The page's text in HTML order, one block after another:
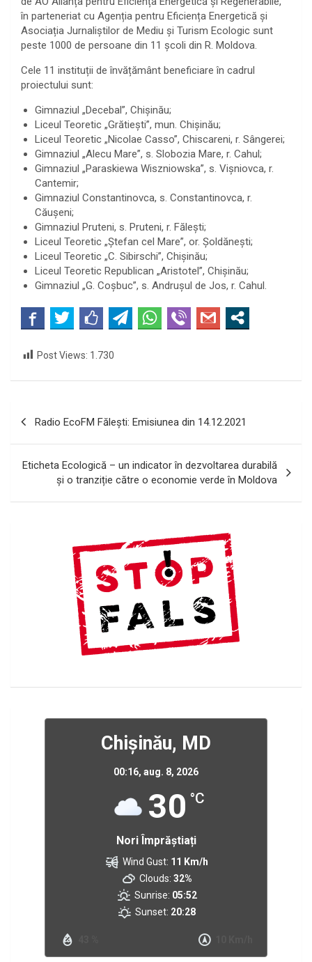
în parteneriat cu Agenția pentru Eficiența Energetică și
Asociația Jurnaliștilor de Mediu și Turism Ecologic sunt
peste 1000 de persoane din 11 școli din R. Moldova.
Cele 11 instituții de învățământ beneficiare în cadrul
proiectului sunt:
Gimnaziul „Decebal”, Chișinău;
Liceul Teoretic „Grătiești”, mun. Chișinău;
Liceul Teoretic „Nicolae Casso”, Chiscareni, r. Sângerei;
Gimnaziul „Alecu Mare”, s. Slobozia Mare, r. Cahul;
Gimnaziul „Paraskiewa Wiszniowska”, s. Vişniovca, r.
Cantemir;
Gimnaziul Constantinovca, s. Constantinovca, r.
Căușeni;
Gimnaziul Pruteni, s. Pruteni, r. Fălești;
Liceul Teoretic „Ştefan cel Mare”, or. Șoldănești;
Liceul Teoretic „C. Sibirschi”, Chișinău;
Liceul Teoretic Republican „Aristotel”, Chișinău;
Gimnaziul „G. Coșbuc”, s. Andrușul de Jos, r. Cahul.
Post Views: 1.730
articole
Radio EcoFM Făleşti: Emisiunea din 14.12.2021
Eticheta Ecologică – un indicator în dezvoltarea durabilă
și o tranziție către o economie verde în Moldova
Chișinău, MD
00:16, aug. 8, 2026
30 °C
Nori Împrăștiați
Wind Gust: 11 Km/h
Clouds: 32%
Sunrise: 05:52
Sunset: 20:28